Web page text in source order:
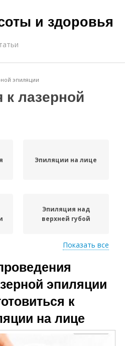
и здоровья
эпиляции
к лазерной
Эпиляции на лице
Эпиляция над
верхней губой
Показать все
эпиляции
к
на лице